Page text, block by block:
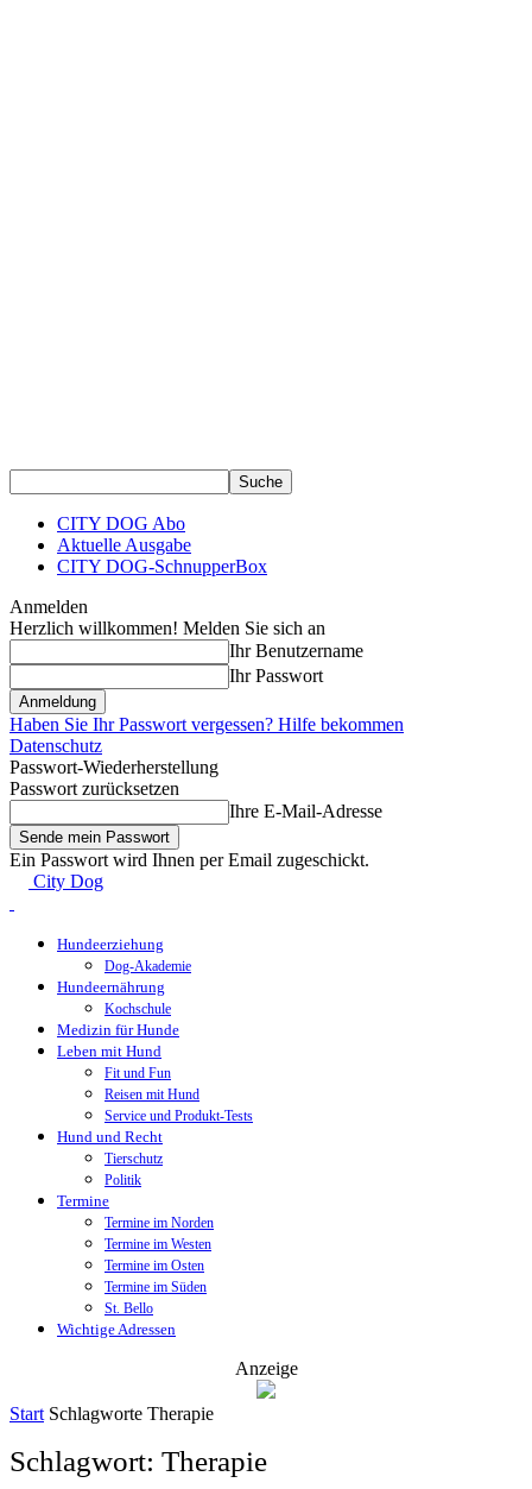
CITY DOG Abo
Aktuelle Ausgabe
CITY DOG-SchnupperBox
Anmelden
Herzlich willkommen! Melden Sie sich an
Ihr Benutzername
Ihr Passwort
Haben Sie Ihr Passwort vergessen? Hilfe bekommen
Datenschutz
Passwort-Wiederherstellung
Passwort zurücksetzen
Ihre E-Mail-Adresse
Ein Passwort wird Ihnen per Email zugeschickt.
City Dog
Hundeerziehung
Dog-Akademie
Hundeernährung
Kochschule
Medizin für Hunde
Leben mit Hund
Fit und Fun
Reisen mit Hund
Service und Produkt-Tests
Hund und Recht
Tierschutz
Politik
Termine
Termine im Norden
Termine im Westen
Termine im Osten
Termine im Süden
St. Bello
Wichtige Adressen
Anzeige
Start Schlagworte Therapie
Schlagwort: Therapie